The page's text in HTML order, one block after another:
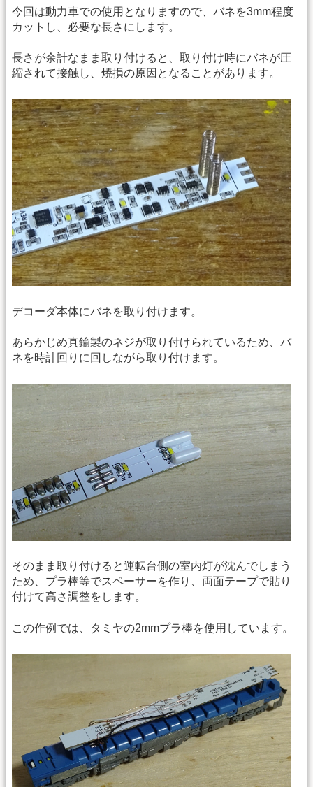
今回は動力車での使用となりますので、バネを3mm程度
カットし、必要な長さにします。
長さが余計なまま取り付けると、取り付け時にバネが圧
縮されて接触し、焼損の原因となることがあります。
デコーダ本体にバネを取り付けます。
あらかじめ真鍮製のネジが取り付けられているため、バ
ネを時計回りに回しながら取り付けます。
そのまま取り付けると運転台側の室内灯が沈んでしまう
ため、プラ棒等でスペーサーを作り、両面テープで貼り
付けて高さ調整をします。
この作例では、タミヤの2mmプラ棒を使用しています。